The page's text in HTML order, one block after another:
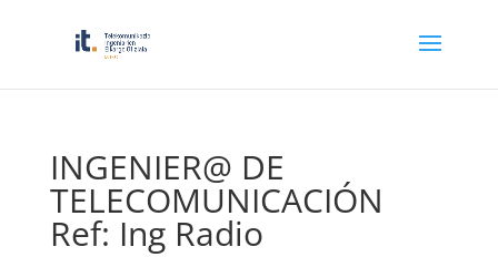
INGENIER@ DE
TELECOMUNICACIÓN
Ref: Ing Radio